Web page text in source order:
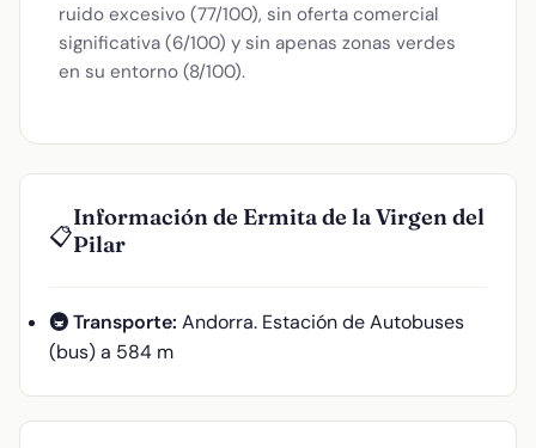
ruido excesivo (77/100), sin oferta comercial
significativa (6/100) y sin apenas zonas verdes
en su entorno (8/100).
📋
Información de Ermita de la Virgen del
Pilar
🚇 Transporte: Andorra. Estación de Autobuses
(bus) a 584 m